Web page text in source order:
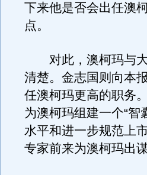
下来他是否会出任澳
点。
对此，澳柯玛与大
清楚。金志国则向本
任澳柯玛更高的职务
为澳柯玛组建一个“智
水平和进一步规范上
专家前来为澳柯玛出谋